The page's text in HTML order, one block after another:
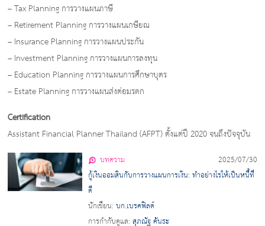
– Tax Planning การวางแผนภาษี
– Retirement Planning การวางแผนเกษียณ
– Insurance Planning การวางแผนประกัน
– Investment Planning การวางแผนการลงทุน
– Education Planning การวางแผนการศึกษาบุตร
– Estate Planning การวางแผนส่งต่อมรดก
Certification
Assistant Financial Planner Thailand (AFPT) ตั้งแต่ปี 2020 จนถึงปัจจุบัน
บทความ
2025/07/30
กู้เงินออมสินกับการวางแผนการเงิน: ทำอย่างไรให้เป็นหนี้ที่
ดี
นักเขียน:บก.เบรคฟิลด์
การกำกับดูแล:สุภณัฐ คันธะ